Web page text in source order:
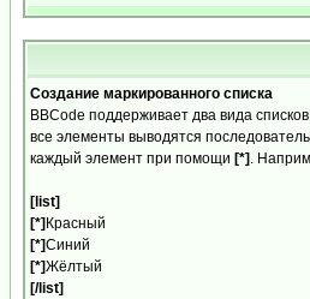
Создание маркированного списка
BBCode поддерживает два вида
все элементы выводятся
каждый элемент при помощи [*] .
[list]
[*] Красный
[*]Синий
[*]Жёлтый
[/list]